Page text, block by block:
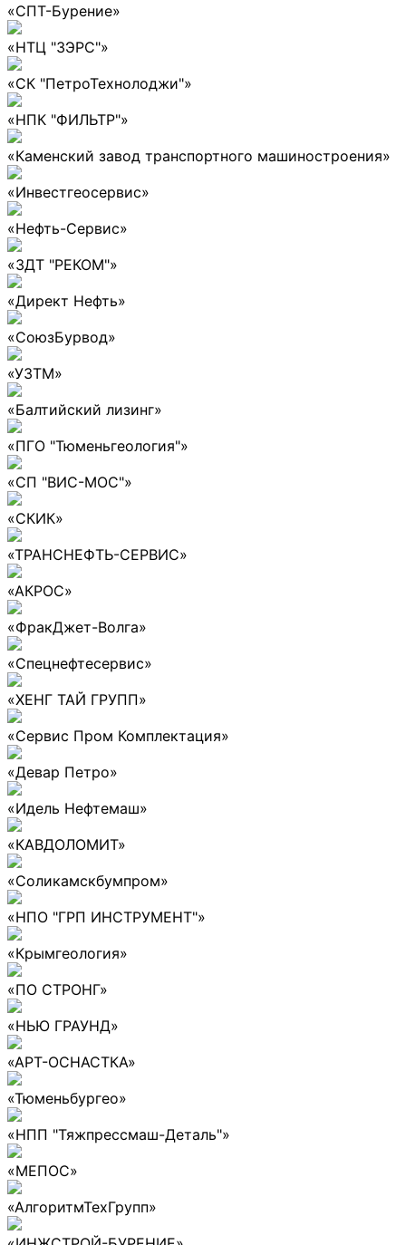
«СПТ-Бурение»
«НТЦ "ЗЭРС"»
«СК "ПетроТехнолоджи"»
«НПК "ФИЛЬТР"»
«Каменский завод транспортного машиностроения»
«Инвестгеосервис»
«Нефть-Сервис»
«ЗДТ "РЕКОМ"»
«Директ Нефть»
«СоюзБурвод»
«УЗТМ»
«Балтийский лизинг»
«ПГО "Тюменьгеология"»
«СП "ВИС-МОС"»
«СКИК»
«ТРАНСНЕФТЬ-СЕРВИС»
«АКРОС»
«ФракДжет-Волга»
«Спецнефтесервис»
«ХЕНГ ТАЙ ГРУПП»
«Сервис Пром Комплектация»
«Девар Петро»
«Идель Нефтемаш»
«КАВДОЛОМИТ»
«Соликамскбумпром»
«НПО "ГРП ИНСТРУМЕНТ"»
«Крымгеология»
«ПО СТРОНГ»
«НЬЮ ГРАУНД»
«АРТ-ОСНАСТКА»
«Тюменьбургео»
«НПП "Тяжпрессмаш-Деталь"»
«МЕПОС»
«АлгоритмТехГрупп»